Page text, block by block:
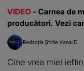
VIDEO - Carnea de
producători. Vezi
Redacția Știrile Kanal D
Cine vrea miel